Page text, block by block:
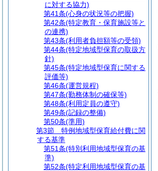
に対する協力)
第41条(心身の状況等の把握)
第42条(特定教育・保育施設等と
の連携)
第43条(利用者負担額等の受領)
第44条(特定地域型保育の取扱方
針)
第45条(特定地域型保育に関する
評価等)
第46条(運営規程)
第47条(勤務体制の確保等)
第48条(利用定員の遵守)
第49条(記録の整備)
第50条(準用)
第3節
特例地域型保育給付費に関
する基準
第51条(特別利用地域型保育の基
準)
第52条(特定利用地域型保育の基